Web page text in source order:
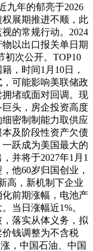
九年的郁亮于2026
展期推进不顺，此
的常规行动。2024
以出口报关单日期
初次公开。TOP10
，时间1月10日，
可能影响美联储政
堵或面对回调。现
头，房企投资高度
密制制能力取供应
及阶段性资产欠债
跃成为美国最大的
并将于2027年1月1
他60岁归国创业，
高，新机制下企业
前期涨幅，电池产
当日涨幅近1%。
落实从体义务，拟
钱调整为不含税
，中国石油、中国